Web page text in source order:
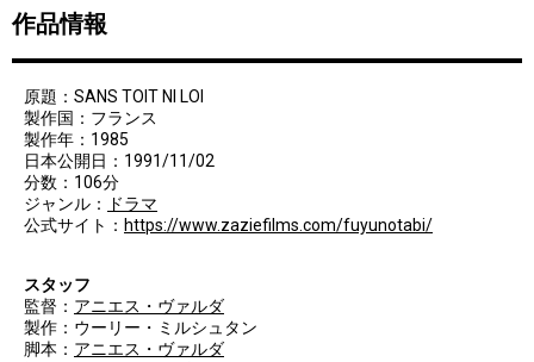
作品情報
原題：SANS TOIT NI LOI
製作国：フランス
製作年：1985
日本公開日：1991/11/02
分数：106分
ジャンル：
ドラマ
公式サイト： https://www.zaziefilms.com/fuyunotabi/
スタッフ
監督： アニエス・ヴァルダ
製作：ウーリー・ミルシュタン
脚本： アニエス・ヴァルダ